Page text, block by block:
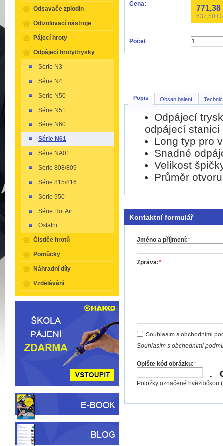
Cena:
771,38
637,50
Počet
Popis Obsah balení
Odpájecí
odpájecí stanici
Long typ pro
Snadné
Velikost
Průměr
Kontaktní formulář
Jméno a příjmení:*
Zpráva:*
Souhlasím s obchodními
Souhlasím s obchodními
Opište kód obrázku:*
Položky označené hvězdičkou (
Odsavače zplodin
Odizolovací nástroje
Pájecí hroty
Odpájecí hroty/trysky
Série N3
Série N4
Série N50
Série N51
Série N60
Série N61
Série NA01
Série 808/809
Série 815/816
Série 950
Série Hot Air
Ostatní
Čističe hrotů
Pomůcky
Náhradní díly
Vzdělávání